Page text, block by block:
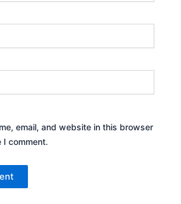
email, and website in this browser
I comment.